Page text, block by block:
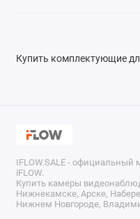
Купить комплектующие
IFLOW.SALE -
iFLOW.
Купить камеры
Нижнекамске, Арске,
Нижнем Новгороде,